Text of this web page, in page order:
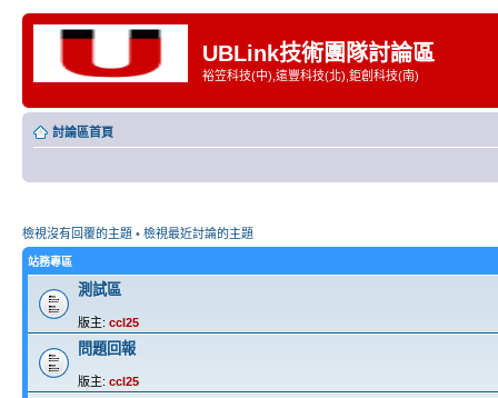
UBLink技術團隊討論區
裕笠科技(中),遠豐科技(北),鉅創科技(南)
討論區首頁
檢視沒有回覆的主題 • 檢視最近討論的主題
站務專區
測試區
版主: ccl25
問題回報
版主: ccl25